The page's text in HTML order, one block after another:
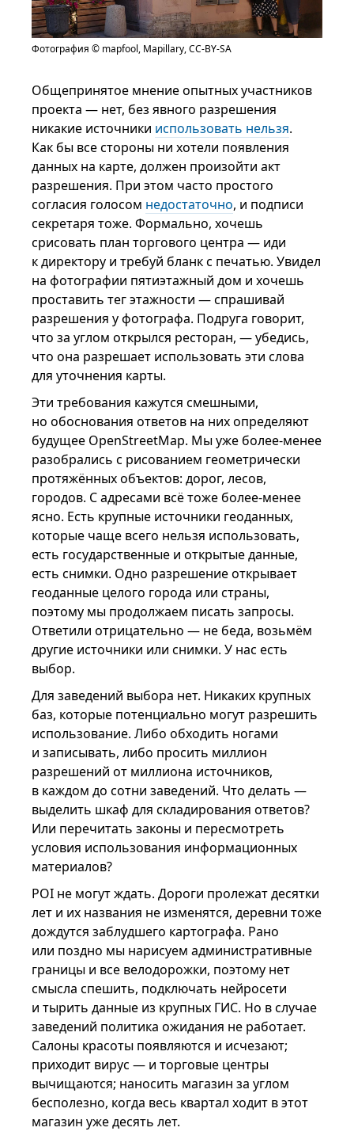
Фотография © mapfool, Mapillary, CC-BY-SA
Общепринятое мнение опытных участников
проекта — нет, без явного разрешения
никакие источники использовать нельзя.
Как бы все стороны ни хотели появления
данных на карте, должен произойти акт
разрешения. При этом часто простого
согласия голосом недостаточно, и подписи
секретаря тоже. Формально, хочешь
срисовать план торгового центра — иди
к директору и требуй бланк с печатью. Увидел
на фотографии пятиэтажный дом и хочешь
проставить тег этажности — спрашивай
разрешения у фотографа. Подруга говорит,
что за углом открылся ресторан, — убедись,
что она разрешает использовать эти слова
для уточнения карты.
Эти требования кажутся смешными,
но обоснования ответов на них определяют
будущее OpenStreetMap. Мы уже более-менее
разобрались с рисованием геометрически
протяжённых объектов: дорог, лесов,
городов. С адресами всё тоже более-менее
ясно. Есть крупные источники геоданных,
которые чаще всего нельзя использовать,
есть государственные и открытые данные,
есть снимки. Одно разрешение открывает
геоданные целого города или страны,
поэтому мы продолжаем писать запросы.
Ответили отрицательно — не беда, возьмём
другие источники или снимки. У нас есть
выбор.
Для заведений выбора нет. Никаких крупных
баз, которые потенциально могут разрешить
использование. Либо обходить ногами
и записывать, либо просить миллион
разрешений от миллиона источников,
в каждом до сотни заведений. Что делать —
выделить шкаф для складирования ответов?
Или перечитать законы и пересмотреть
условия использования информационных
материалов?
POI не могут ждать. Дороги пролежат десятки
лет и их названия не изменятся, деревни тоже
дождутся заблудшего картографа. Рано
или поздно мы нарисуем административные
границы и все велодорожки, поэтому нет
смысла спешить, подключать нейросети
и тырить данные из крупных ГИС. Но в случае
заведений политика ожидания не работает.
Салоны красоты появляются и исчезают;
приходит вирус — и торговые центры
вычищаются; наносить магазин за углом
бесполезно, когда весь квартал ходит в этот
магазин уже десять лет.